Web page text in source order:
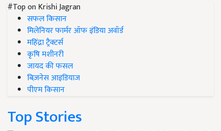
#Top on Krishi Jagran
सफल किसान
मिलेनियर फार्मर ऑफ इंडिया अवॉर्ड
महिंद्रा ट्रैक्टर्स
कृषि मशीनरी
जायद की फसल
बिज़नेस आइडियाज
पीएम किसान
Top Stories